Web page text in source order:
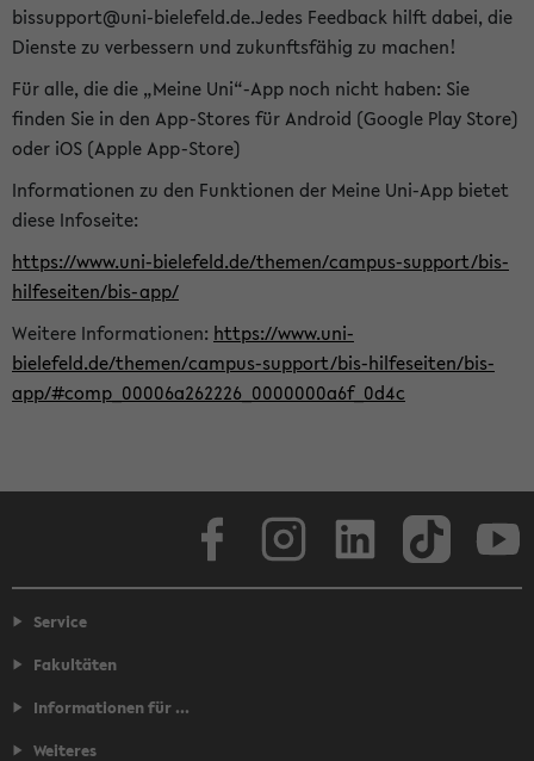
bissupport@uni-bielefeld.de.Jedes Feedback hilft dabei, die
Dienste zu verbessern und zukunftsfähig zu machen!
Für alle, die die „Meine Uni“-App noch nicht haben: Sie
finden Sie in den App-Stores für Android (Google Play Store)
oder iOS (Apple App-Store)
Informationen zu den Funktionen der Meine Uni-App bietet
diese Infoseite:
https://www.uni-bielefeld.de/themen/campus-support/bis-
hilfeseiten/bis-app/
Weitere Informationen: https://www.uni-
bielefeld.de/themen/campus-support/bis-hilfeseiten/bis-
app/#comp_00006a262226_0000000a6f_0d4c
Service
Fakultäten
Informationen für ...
Weiteres